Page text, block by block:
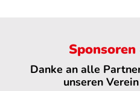
Danke an alle
unseren